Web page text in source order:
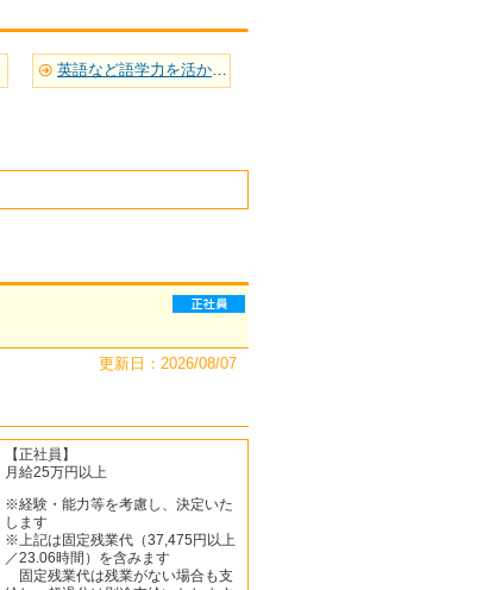
英語など語学力を活かせる(8)
更新日：2026/08/07
【正社員】
月給25万円以上
※経験・能力等を考慮し、決定いた
します
※上記は固定残業代（37,475円以上
／23.06時間）を含みます
固定残業代は残業がない場合も支